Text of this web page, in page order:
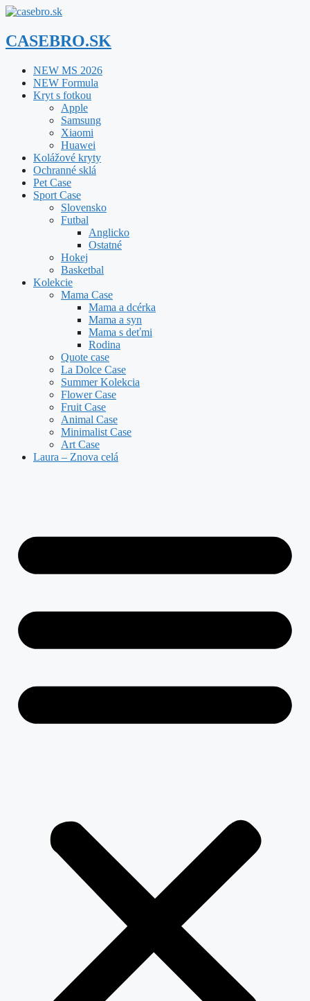
Preskočiť
obsah
CASEBRO.SK
NEW MS 2026
NEW Formula
Kryt s fotkou
Apple
Samsung
Xiaomi
Huawei
Kolážové kryty
Ochranné sklá
Pet Case
Sport Case
Slovensko
Futbal
Anglicko
Ostatné
Hokej
Basketbal
Kolekcie
Mama Case
Mama a dcérka
Mama a syn
Mama s deťmi
Rodina
Quote case
La Dolce Case
Summer Kolekcia
Flower Case
Fruit Case
Animal Case
Minimalist Case
Art Case
Laura – Znova celá